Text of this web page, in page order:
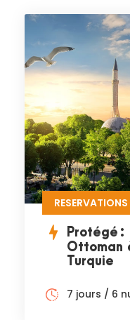
RESERVATIONS
Protégé :
Ottoman
Turquie
7 jours / 6